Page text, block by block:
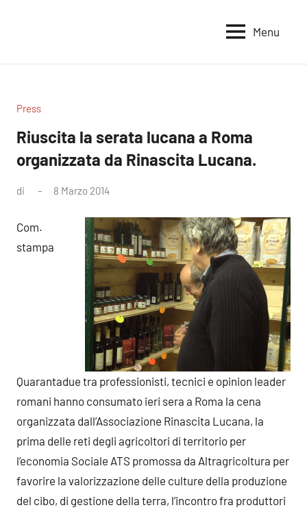
per
Terra
Sovranità
Menu
Press
Riuscita la serata lucana a Roma
organizzata da Rinascita Lucana.
di 8 Marzo 2014
Com.
stampa
Quarantadue tra professionisti, tecnici e opinion leader
romani hanno consumato ieri sera a Roma la cena
organizzata dall’Associazione Rinascita Lucana, la
prima delle reti degli agricoltori di territorio per
l’economia Sociale ATS promossa da Altragricoltura per
favorire la valorizzazione delle culture della produzione
del cibo, di gestione della terra, l’incontro fra produttori